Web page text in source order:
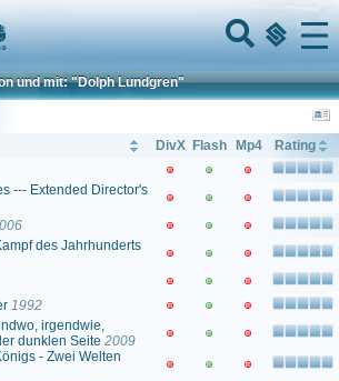
Menu
und mit: "Dolph Lundgren"
DivX Flash Mp4
Rating
--- Extended Director's
des Jahrhunderts
1992
irgendwie,
dunklen Seite 2009
- Zwei Welten